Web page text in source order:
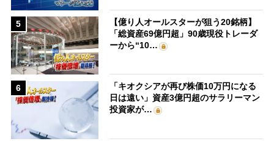
5
【億り人オールスターが狙う20銘柄】
「総資産69億円超」90歳現役トレーダ
ーから“10…
6
「キオクシアが再び株価10万円になる
日は遠い」資産3億円超のサラリーマン
投資家が…